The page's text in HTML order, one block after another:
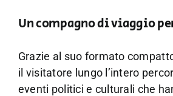
Un compagno di viaggio
Grazie al suo formato
il visitatore lungo l’intero
eventi politici e culturali che